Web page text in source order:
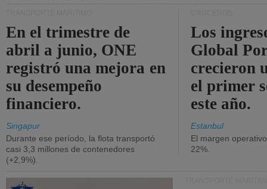
En el trimestre de
abril a junio, ONE
registró una mejora en
su desempeño
financiero.
Singapur
Durante ese período, la flota transportó
casi 3,3 millones de contenedores
(+2,9%).
Los
Global
crecieron
el primer
este año.
Estanbul
El margen
22%.